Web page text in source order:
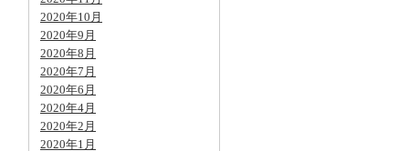
2020年10月
2020年9月
2020年8月
2020年7月
2020年6月
2020年4月
2020年2月
2020年1月